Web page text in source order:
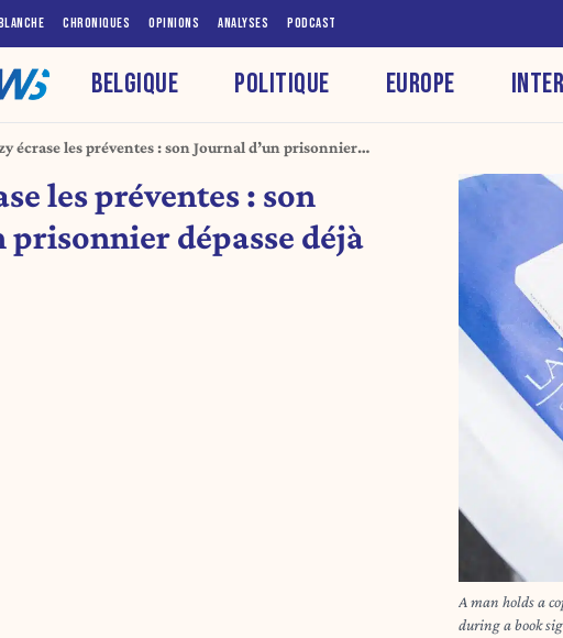
CHRONIQUES OPINIONS ANALYSES PODCAST
BELGIQUE POLITIQUE EUROPE
écrase les préventes : son Journal d’un prisonnier
les préventes : son
prisonnier dépasse déjà
A man holds a
during a book